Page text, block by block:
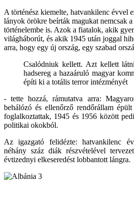
A történész kiemelte, hatvankilenc évvel
lányok örökre beírták magukat nemcsak a
történelembe is. Azok a fiatalok, akik
világháborút, és akik 1945 után joggal
arra, hogy egy új ország, egy szabad
Csalódniuk kellett. Azt kellett
hadsereg a hazaáruló magyar
építi ki a totális terror intézményét
- tette hozzá, rámutatva arra:
behálózó és ellenőrző rendőrállam
foglalkoztattak, 1945 és 1956 között
politikai okokból.
Az igazgató felidézte: hatvankilenc
néhány száz diák részvételével
évtizednyi elkeseredést lobbantott lángra.